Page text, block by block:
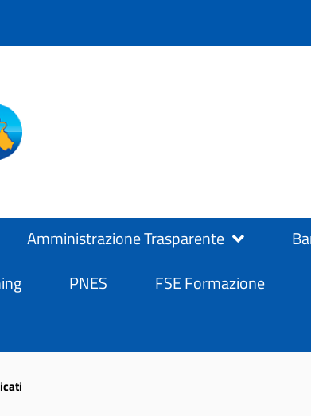
ASL Salerno
ASL Salerno
Amministrazione Trasparente
PNES FSE Formazione